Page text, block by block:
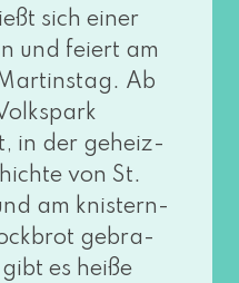
sich einer
und fei­ert am
Ab
in der geheiz­
von St.
am knis­tern­
gebra­
es hei­ße